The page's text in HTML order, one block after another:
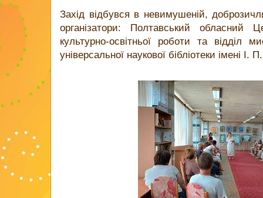
Захід відбувся в невимушеній,
організатори: Полтавський обласний
культурно-освітньої роботи та відділ
універсальної наукової бібліотеки імені І.